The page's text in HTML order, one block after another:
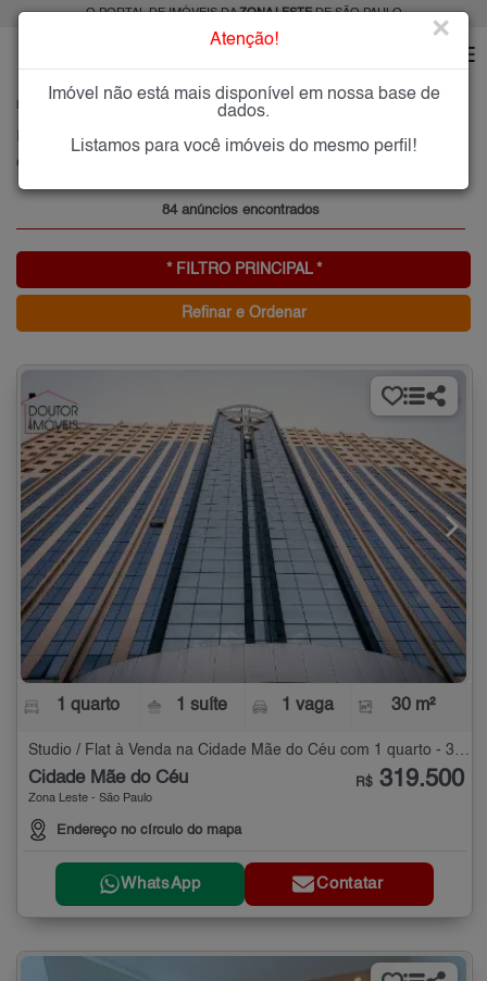
O PORTAL DE IMÓVEIS DAZONA LESTEDE SÃO PAULO
CIDADE MÃE DO CÉU
Cidade Mãe do Céu, Zona Leste
84 anúncios encontrados
* FILTRO PRINCIPAL *
Refinar e Ordenar
1 quarto 1 suíte 1 vaga 30 m²
Cidade Mãe do Céu
Zona Leste - São Paulo
Endereço no círculo do mapa
R$ 319.500
WhatsApp Contatar
Atenção! ×
Imóvel não está mais disponível em nossa base de
dados.
Listamos para você imóveis do mesmo perfil!